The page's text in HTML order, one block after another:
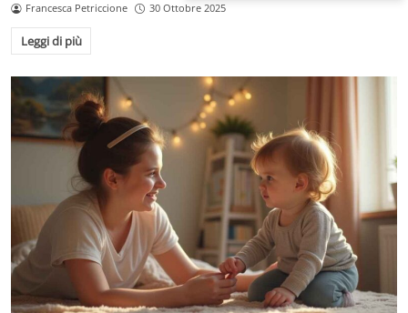
Francesca Petriccione 30 Ottobre 2025
Leggi di più